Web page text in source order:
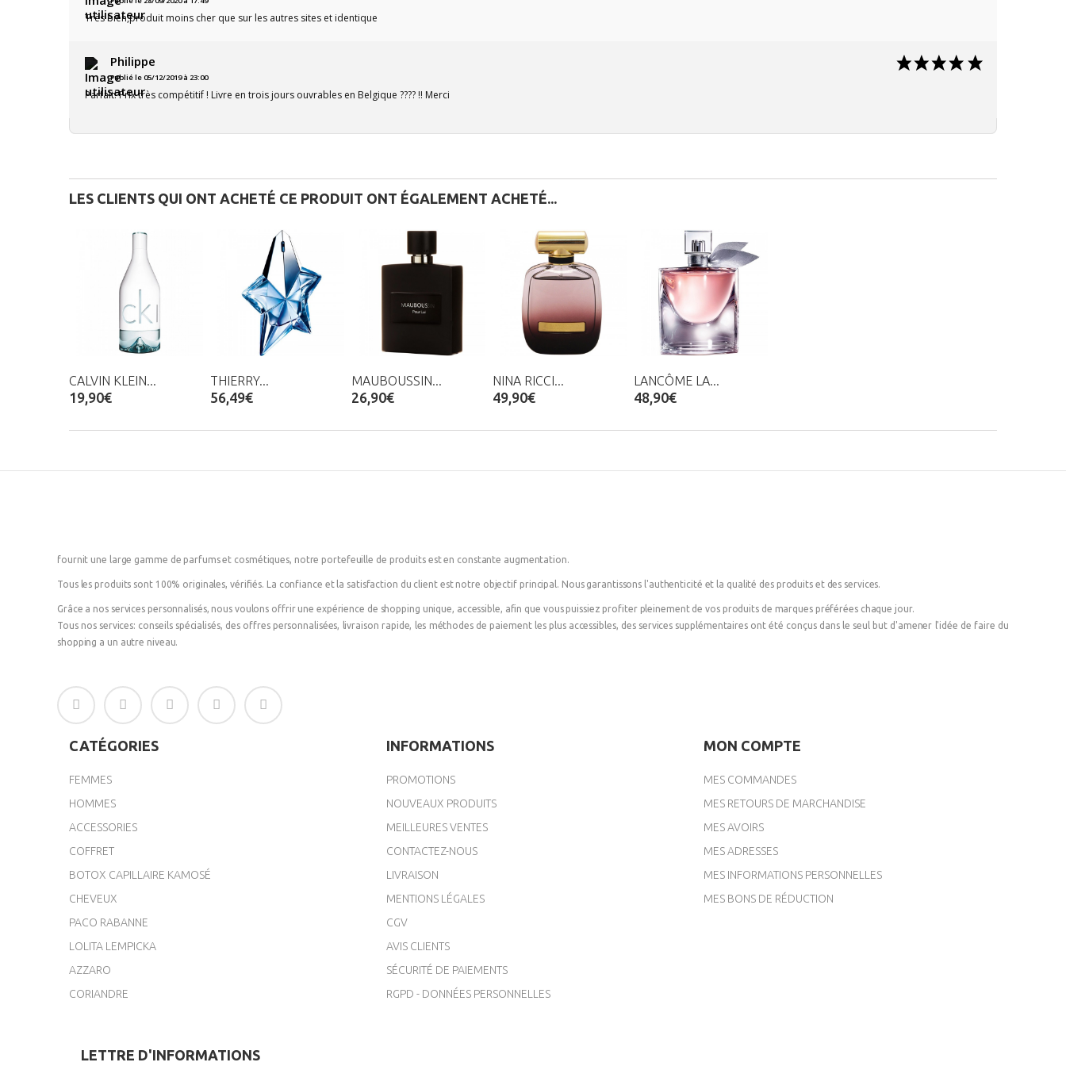
Très bien,produit moins cher que sur les autres sites et identique
Philippe
Publié le 05/12/2019 à 23:00
Parfait! Prix très compétitif ! Livre en trois jours ouvrables en Belgique ???? !! Merci
LES CLIENTS QUI ONT ACHETÉ CE PRODUIT ONT ÉGALEMENT ACHETÉ...
CALVIN KLEIN...
19,90€
THIERRY...
56,49€
MAUBOUSSIN...
26,90€
NINA RICCI...
49,90€
LANCÔME LA...
48,90€
fournit une large gamme de parfums et cosmétiques, notre portefeuille de produits est en constante augmentation.
Tous les produits sont 100% originales, vérifiés. La confiance et la satisfaction du client est notre objectif principal. Nous garantissons l'authenticité et la qualité des produits et des services.
Grâce a nos services personnalisés, nous voulons offrir une expérience de shopping unique, accessible, afin que vous puissiez profiter pleinement de vos produits de marques préférées chaque jour.
Tous nos services: conseils spécialisés, des offres personnalisées, livraison rapide, les méthodes de paiement les plus accessibles, des services supplémentaires ont été conçus dans le seul but d'amener l'idée de faire du
shopping a un autre niveau.
CATÉGORIES
FEMMES
HOMMES
ACCESSORIES
COFFRET
BOTOX CAPILLAIRE KAMOSÉ
CHEVEUX
PACO RABANNE
LOLITA LEMPICKA
AZZARO
CORIANDRE
INFORMATIONS
PROMOTIONS
NOUVEAUX PRODUITS
MEILLEURES VENTES
CONTACTEZ-NOUS
LIVRAISON
MENTIONS LÉGALES
CGV
AVIS CLIENTS
SÉCURITÉ DE PAIEMENTS
RGPD - DONNÉES PERSONNELLES
MON COMPTE
MES COMMANDES
MES RETOURS DE MARCHANDISE
MES AVOIRS
MES ADRESSES
MES INFORMATIONS PERSONNELLES
MES BONS DE RÉDUCTION
LETTRE D'INFORMATIONS